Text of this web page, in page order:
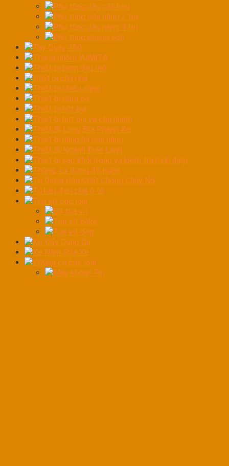
Phụ tùng cầu cắt kéo
Phụ tùng cầu nâng 2 trụ
Phụ tùng cầu nâng 4 trụ
Phụ tùng phòng sơn
Tay Quay 360
Thang nhôm YUMITA
Thiết bị bơm dầu mỡ
thiết bị chà nhá
Thiết bị chiếu sáng
Thiết bị Gara cũ
Thiết bị hút bụi
Thiết bị hút bụi và chà nhám
Thiết Bị Láng Đĩa Phanh Xe
Thiết bị nâng hạ cầu nâng
Thiết Bị Ngành Điện Lạnh
Thiết bị sạc khởi động và kiểm tra bình điện
Thùng, túi đựng đồ nghề
Tủ Đựng Hóa Chất Chống Cháy Nổ
Tủ hấp đèn pha ô tô
Tua vít các loại
Bộ tua vít
Tua vít bake
Tua vít dẹp
Xe Đẩy Dụng Cụ
Xe Nằm Sửa Xe
YDụng cụ các loại
Máy khoan Pin